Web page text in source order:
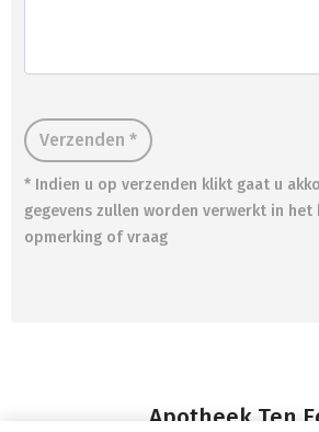
Verzenden *
* Indien u op verzenden klikt gaat u
gegevens zullen worden verwerkt in het
opmerking of vraag
Apotheek Ten